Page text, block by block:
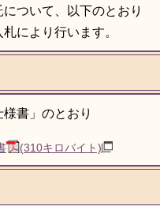
ついて、以下のとおり
により行います。
書」のとおり
(310キロバイト)